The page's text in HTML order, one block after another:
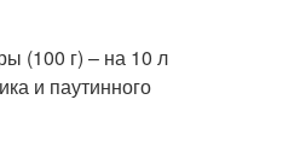
(100 г) – на 10 л
и паутинного